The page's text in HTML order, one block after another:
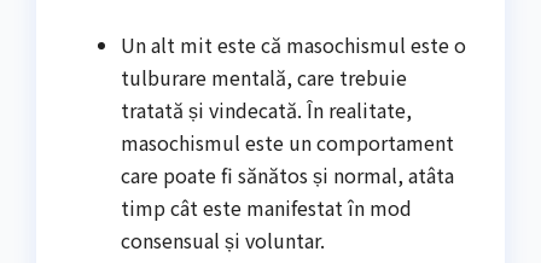
Un alt mit este că masochismul este o
tulburare mentală, care trebuie
tratată și vindecată. În realitate,
masochismul este un comportament
care poate fi sănătos și normal, atâta
timp cât este manifestat în mod
consensual și voluntar.